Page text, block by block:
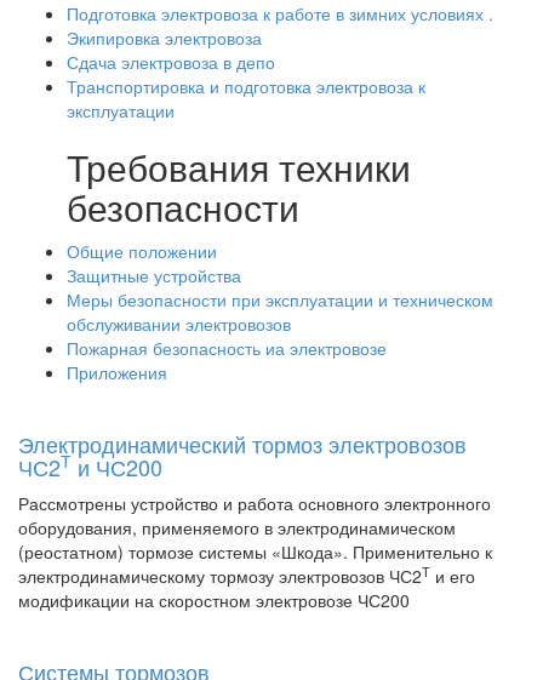
Подготовка электровоза к работе в зимних условиях .
Экипировка электровоза
Сдача электровоза в депо
Транспортировка и подготовка электровоза к
эксплуатации
Требования техники
безопасности
Общие положении
Защитные устройства
Меры безопасности при эксплуатации и техническом
обслуживании электровозов
Пожарная безопасность иа электровозе
Приложения
Электродинамический тормоз электровозов
ЧС2Т и ЧС200
Рассмотрены устройство и работа основного электронного
оборудования, применяемого в электродинамическом
(реостатном) тормозе системы «Шкода». Применительно к
электродинамическому тормозу электровозов ЧС2Т и его
модификации на скоростном электровозе ЧС200
Системы тормозов